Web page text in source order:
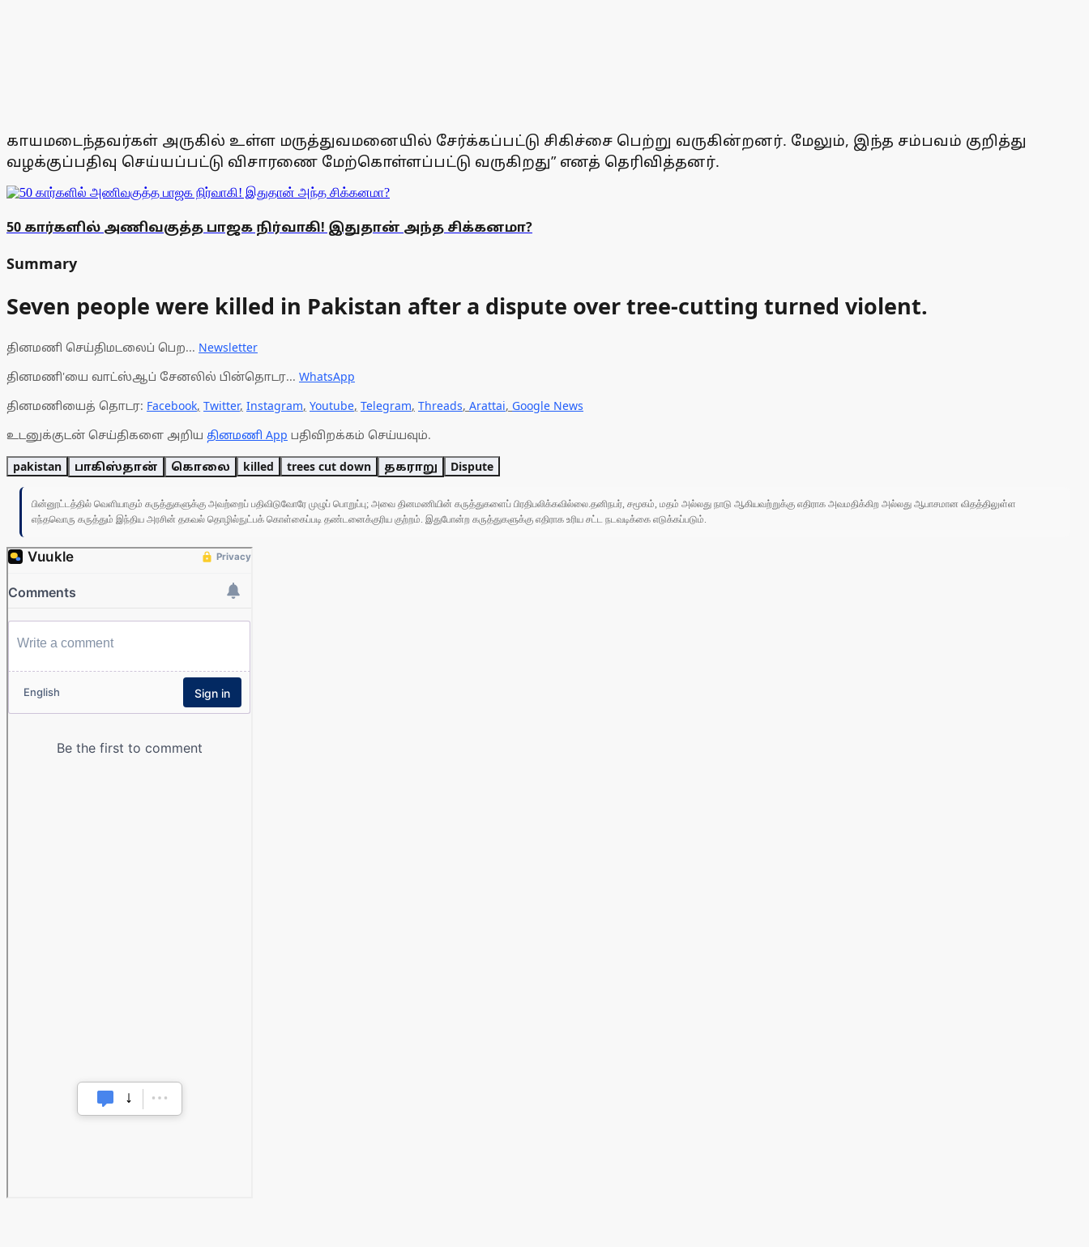
காயமடைந்தவர்கள் அருகில் உள்ள மருத்துவமனையில் சேர்க்கப்பட்டு சிகிச்சை பெற்று வருகின்றனர். மேலும், இந்த சம்பவம் குறித்து
வழக்குப்பதிவு செய்யப்பட்டு விசாரணை மேற்கொள்ளப்பட்டு வருகிறது” எனத் தெரிவித்தனர்.
50 கார்களில் அணிவகுத்த பாஜக நிர்வாகி! இதுதான் அந்த சிக்கனமா?
Summary
Seven people were killed in Pakistan after a dispute over tree-cutting turned violent.
தினமணி செய்திமடலைப் பெற... Newsletter
தினமணி'யை வாட்ஸ்ஆப் சேனலில் பின்தொடர... WhatsApp
தினமணியைத் தொடர: Facebook, Twitter, Instagram, Youtube, Telegram, Threads, Arattai, Google News
உடனுக்குடன் செய்திகளை அறிய தினமணி App பதிவிறக்கம் செய்யவும்.
pakistan பாகிஸ்தான் கொலை killed trees cut down தகராறு Dispute
பின்னூட்டத்தில் வெளியாகும் கருத்துகளுக்கு அவற்றைப் பதிவிடுவோரே முழுப் பொறுப்பு; அவை தினமணியின் கருத்துகளைப் பிரதிபலிக்கவில்லை.தனிநபர், சமூகம், மதம் அல்லது நாடு ஆகியவற்றுக்கு எதிராக அவமதிக்கிற அல்லது ஆபாசமான விதத்திலுள்ள
எந்தவொரு கருத்தும் இந்திய அரசின் தகவல் தொழில்நுட்பக் கொள்கைப்படி தண்டனைக்குரிய குற்றம். இதுபோன்ற கருத்துகளுக்கு எதிராக உரிய சட்ட நடவடிக்கை எடுக்கப்படும்.